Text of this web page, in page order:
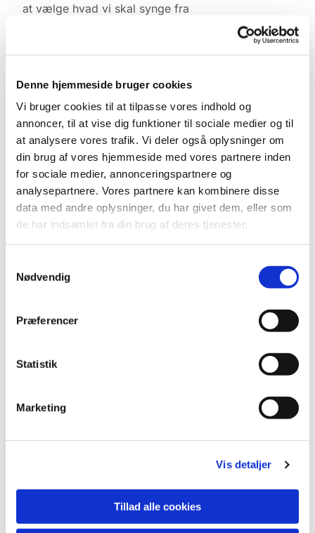
Denne hjemmeside bruger cookies
Vi bruger cookies til at tilpasse vores indhold og
annoncer, til at vise dig funktioner til sociale medier og til
at analysere vores trafik. Vi deler også oplysninger om
din brug af vores hjemmeside med vores partnere inden
for sociale medier, annonceringspartnere og
analysepartnere. Vores partnere kan kombinere disse
data med andre oplysninger, du har givet dem, eller som
de har indsamlet fra din brug af deres tjenester.
Nødvendig
Præferencer
Statistik
Marketing
Vis detaljer
Tillad alle cookies
at vælge hvad vi skal synge fra
Kontakt Lene Lyngbæk tlf. 2746-4540
Du vil måske også kunne